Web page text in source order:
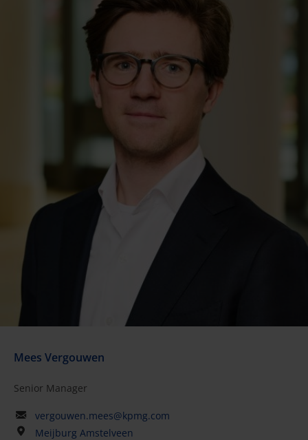
Mees Vergouwen
Senior Manager
vergouwen.mees@kpmg.com
Meijburg Amstelveen